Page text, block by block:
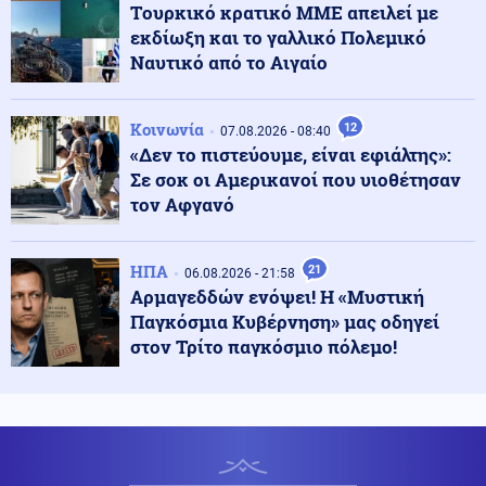
επιβάτες λόγω μηχανικής βλάβης
ΗΠΑ
έχει κάνει μετάσταση στα οστά
Κόσμος 08.08.2026 - 13:05
3.400 τόνοι φαρμάκων στα σκουπίδια σε έναν χρόνο
στην Αγγλία
Τεχνολογία 08.08.2026 - 13:00
Τι φέρνει η επόμενη γενιά δικτύων - Η δυναμική στην
Ελλάδα και οι προκλήσεις
Κοινωνία 08.08.2026 - 12:57
δικηγόρος του 55χρονου
Tουρκικό κρατικό ΜΜΕ απειλεί με
εκδίωξη και το γαλλικό Πολεμικό
Ναυτικό από το Αιγαίο
Κοινωνία 07.08.2026 - 08:40 12
«Δεν το πιστεύουμε, είναι εφιάλτης»:
Σε σοκ οι Αμερικανοί που υιοθέτησαν
τον Αφγανό
ΗΠΑ 06.08.2026 - 21:58 21
Αρμαγεδδών ενόψει! Η «Μυστική
Παγκόσμια Κυβέρνηση» μας οδηγεί
στον Τρίτο παγκόσμιο πόλεμο!